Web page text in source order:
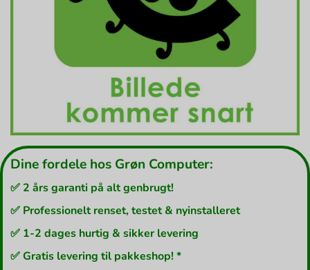
Dine fordele hos Grøn Computer:
✅ 2 års garanti på alt genbrugt!
✅ Professionelt renset, testet & nyinstalleret
✅ 1-2 dages hurtig & sikker levering
✅ Gratis levering til pakkeshop! *